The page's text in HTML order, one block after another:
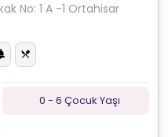
No: 1 A -1 Ortahisar
0 - 6 Çocuk Yaşı